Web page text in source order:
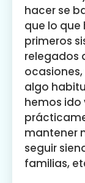
hacer se
que lo que
primeros
relegados
ocasiones,
algo
hemos ido
mantener
seguir
familias,